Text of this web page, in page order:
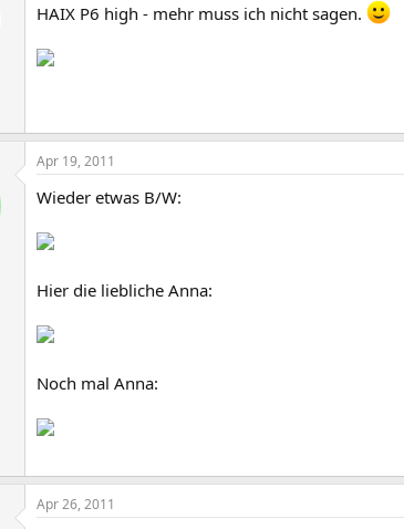
HAIX P6 high - mehr muss ich nicht sagen.
Apr 19, 2011
Wieder etwas B/W:
Hier die liebliche Anna:
Noch mal Anna:
Apr 26, 2011